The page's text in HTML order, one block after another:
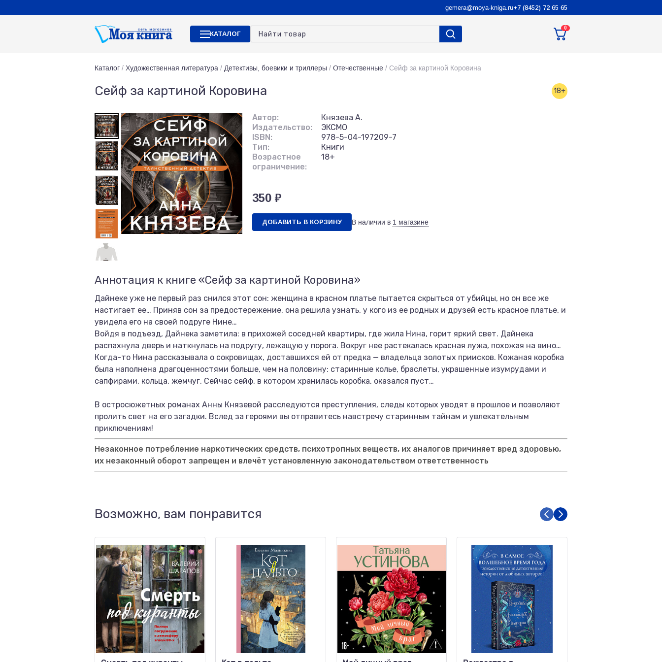
gemera@moya-kniga.ru+7 (8452) 72 65 65
КАТАЛОГ
0
Каталог / Художественная литература / Детективы, боевики и триллеры / Отечественные / Сейф за картиной Коровина
Сейф за картиной Коровина 18+
Автор:
Князева А.
Издательство:
ЭКСМО
ISBN:
978-5-04-197209-7
Тип:
Книги
Возрастное
ограничение:
18+
350 ₽
ДОБАВИТЬ В КОРЗИНУ В наличии в 1 магазине
Аннотация к книге «Сейф за картиной Коровина»
Дайнеке уже не первый раз снился этот сон: женщина в красном платье пытается скрыться от убийцы, но он все же
настигает ее… Приняв сон за предостережение, она решила узнать, у кого из ее родных и друзей есть красное платье, и
увидела его на своей подруге Нине…
Войдя в подъезд, Дайнека заметила: в прихожей соседней квартиры, где жила Нина, горит яркий свет. Дайнека
распахнула дверь и наткнулась на подругу, лежащую у порога. Вокруг нее растекалась красная лужа, похожая на вино…
Когда-то Нина рассказывала о сокровищах, доставшихся ей от предка — владельца золотых приисков. Кожаная коробка
была наполнена драгоценностями больше, чем на половину: старинные колье, браслеты, украшенные изумрудами и
сапфирами, кольца, жемчуг. Сейчас сейф, в котором хранилась коробка, оказался пуст…
В остросюжетных романах Анны Князевой расследуются преступления, следы которых уводят в прошлое и позволяют
пролить свет на его загадки. Вслед за героями вы отправитесь навстречу старинным тайнам и увлекательным
приключениям!
Незаконное потребление наркотических средств, психотропных веществ, их аналогов причиняет вред здоровью,
их незаконный оборот запрещен и влечёт установленную законодательством ответственность
Возможно, вам понравится